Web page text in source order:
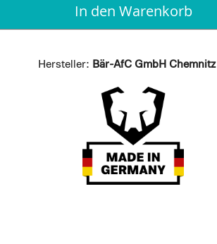
Ansicht von unten
In den Warenkorb
Hersteller: Bär-AfC GmbH Chemnitz